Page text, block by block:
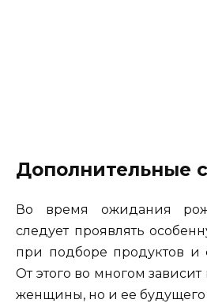
Дополнительные
Во время ожидания
следует проявлять
при подборе продуктов и
От этого во многом
женщины, но и ее